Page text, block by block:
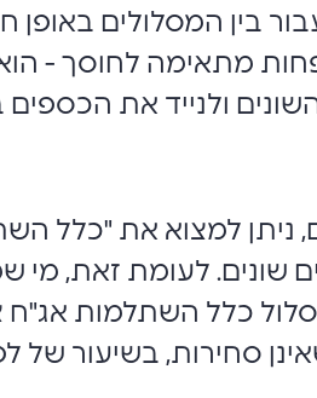
בין המסלולים
מתאימה לחוסך - הוא
ולנייד את הכספים
ניתן למצוא את "כלל
שונים. לעומת זאת, מי
כלל השתלמות
בשיעור של לפחות 75% ולכל